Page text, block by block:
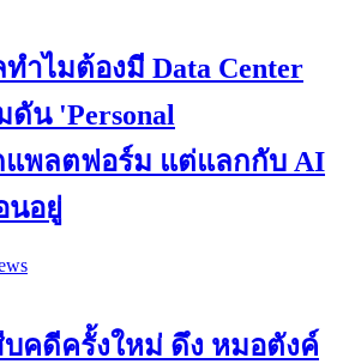
ทำไมต้องมี Data Center
ดัน 'Personal
แพลตฟอร์ม แต่แลกกับ AI
นอยู่
คดีครั้งใหม่ ดึง หมอตังค์